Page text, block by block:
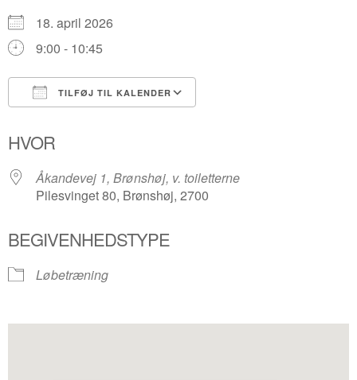
18. april 2026
9:00 - 10:45
TILFØJ TIL KALENDER
HVOR
Åkandevej 1, Brønshøj, v. toiletterne
Pilesvinget 80, Brønshøj, 2700
BEGIVENHEDSTYPE
Løbetræning